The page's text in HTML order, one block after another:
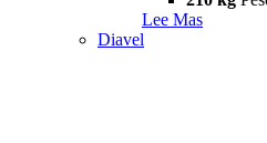
Lee Mas
Diavel